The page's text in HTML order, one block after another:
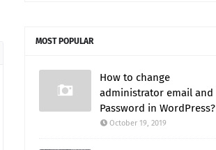
MOST POPULAR
How to change
administrator email and
Password in WordPress?
October 19, 2019